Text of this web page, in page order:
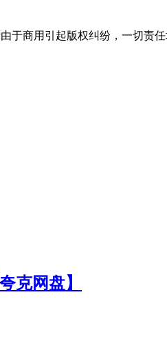
于商用引起版权纠纷，一切责任
克网盘】